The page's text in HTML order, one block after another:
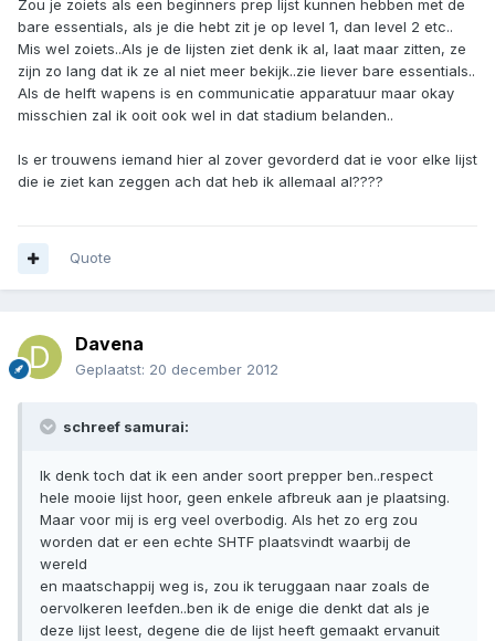
Zou je zoiets als een beginners prep lijst kunnen hebben met de
bare essentials, als je die hebt zit je op level 1, dan level 2 etc..
Mis wel zoiets..Als je de lijsten ziet denk ik al, laat maar zitten, ze
zijn zo lang dat ik ze al niet meer bekijk..zie liever bare essentials..
Als de helft wapens is en communicatie apparatuur maar okay
misschien zal ik ooit ook wel in dat stadium belanden..
Is er trouwens iemand hier al zover gevorderd dat ie voor elke lijst
die ie ziet kan zeggen ach dat heb ik allemaal al????
Quote
Davena
Geplaatst: 20 december 2012
schreef samurai:
Ik denk toch dat ik een ander soort prepper ben..respect
hele mooie lijst hoor, geen enkele afbreuk aan je plaatsing.
Maar voor mij is erg veel overbodig. Als het zo erg zou
worden dat er een echte SHTF plaatsvindt waarbij de
wereld
en maatschappij weg is, zou ik teruggaan naar zoals de
oervolkeren leefden..ben ik de enige die denkt dat als je
deze lijst leest, degene die de lijst heeft gemaakt ervanuit